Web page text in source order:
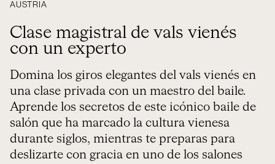
AUSTRIA
Clase magistral de vals vienés
con un experto
Domina los giros elegantes del vals vienés en
una clase privada con un maestro del baile.
Aprende los secretos de este icónico baile de
salón que ha marcado la cultura vienesa
durante siglos, mientras te preparas para
deslizarte con gracia en uno de los salones